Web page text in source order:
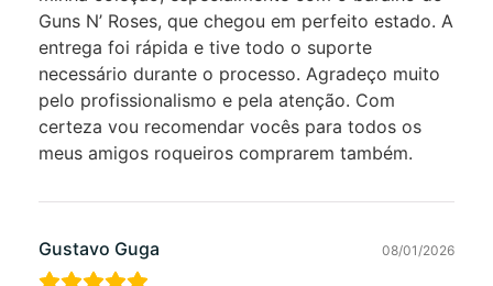
Guns N’ Roses, que chegou em perfeito estado. A
entrega foi rápida e tive todo o suporte
necessário durante o processo. Agradeço muito
pelo profissionalismo e pela atenção. Com
certeza vou recomendar vocês para todos os
meus amigos roqueiros comprarem também.
Gustavo Guga 08/01/2026